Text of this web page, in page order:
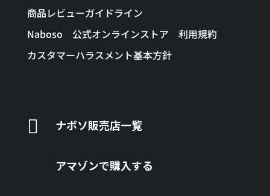
商品レビューガイドライン
Naboso 公式オンラインストア 利用規約
カスタマーハラスメント基本方針
 ナボソ販売店一覧
アマゾンで購入する